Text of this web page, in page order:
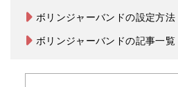
ボリンジャーバンドの設定方法
ボリンジャーバンドの記事一覧